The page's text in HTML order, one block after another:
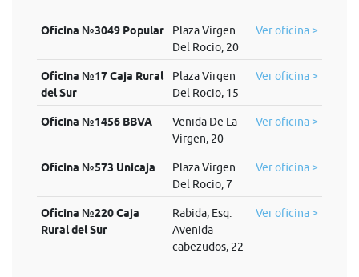
Oficina №3049 Popular
Plaza Virgen
Del Rocio, 20
Ver oficina >
Oficina №17 Caja Rural
del Sur
Plaza Virgen
Del Rocio, 15
Ver oficina >
Oficina №1456 BBVA
Venida De La
Virgen, 20
Ver oficina >
Oficina №573 Unicaja
Plaza Virgen
Del Rocio, 7
Ver oficina >
Oficina №220 Caja
Rural del Sur
Rabida, Esq.
Avenida
cabezudos, 22
Ver oficina >